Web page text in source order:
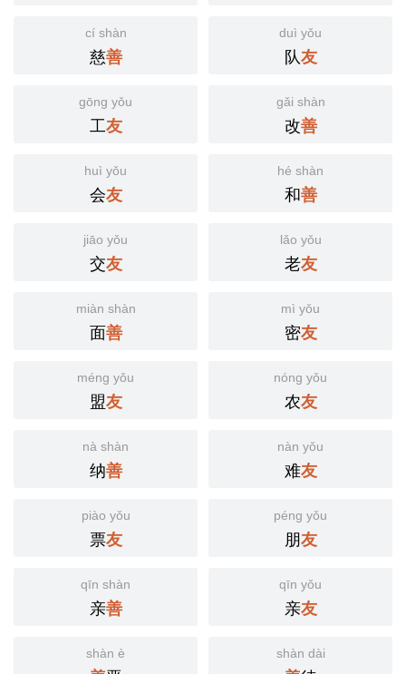
cí shàn
慈善
duì yǒu
队友
gōng yǒu
工友
gǎi shàn
改善
huì yǒu
会友
hé shàn
和善
jiāo yǒu
交友
lǎo yǒu
老友
miàn shàn
面善
mì yǒu
密友
méng yǒu
盟友
nóng yǒu
农友
nà shàn
纳善
nàn yǒu
难友
piào yǒu
票友
péng yǒu
朋友
qīn shàn
亲善
qīn yǒu
亲友
shàn è shàn dài